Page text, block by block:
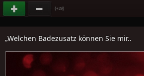
(+29)
„Welchen Badezusatz können Sie mir..